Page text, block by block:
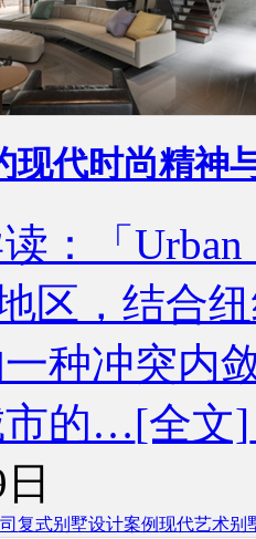
现代时尚精神
：「
区，结合
种冲突内
市的…[全文]
复式别墅设计案例现代艺术别